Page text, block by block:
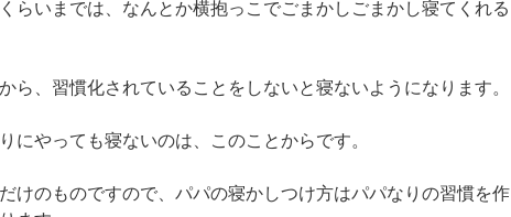
らいまでは、なんとか横抱っこでごまかしごまかし寝てくれる
ら、習慣化されていることをしないと寝ないようになります。
にやっても寝ないのは、このことからです。
けのものですので、パパの寝かしつけ方はパパなりの習慣を作